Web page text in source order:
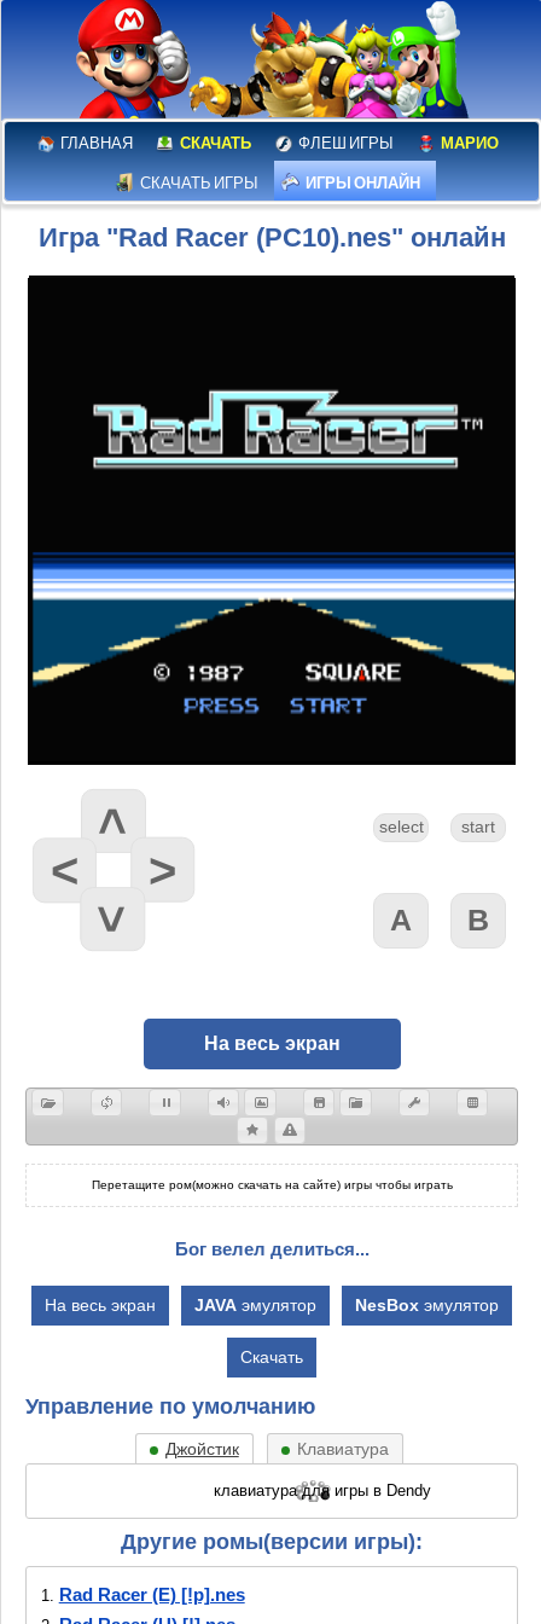
ГЛАВНАЯ СКАЧАТЬ ФЛЕШ ИГРЫ МАРИО
СКАЧАТЬ ИГРЫ ИГРЫ ОНЛАЙН
Игра "Rad Racer (PC10).nes" онлайн
На весь экран
Перетащите ром(можно скачать на сайте) игры чтобы играть
Бог велел делиться...
На весь экран JAVA эмулятор NesBox эмулятор
Скачать
Управление по умолчанию
Джойстик Клавиатура
Другие ромы(версии игры):
1. Rad Racer (E) [!p].nes